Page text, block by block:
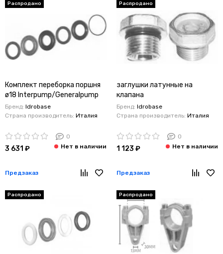
Распродано
Комплект переборка поршня
ø18 Interpump/Generalpump
серии 44
Бренд: Idrobase
Страна производитель: Италия
0
3 631 ₽
Предзаказ
Распродано
заглушки латунные на
клапана
Interpump/Generalpump
серии 63
Бренд: Idrobase
Страна производитель: Италия
0
1 123 ₽
Предзаказ
Распродано Распродано